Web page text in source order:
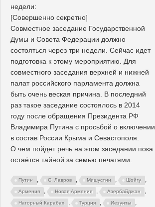
недели:
[Совершенно секретно]
Совместное заседание Государственной
Думы и Совета Федерации должно
состояться через три недели. Сейчас идет
подготовка к этому мероприятию. Для
совместного заседания верхней и нижней
палат российского парламента должна
быть очень веская причина. В последний
раз такое заседание состоялось в 2014
году после обращения Президента РФ
Владимира Путина с просьбой о включении
в состав России Крыма и Севастополя.
О чем пойдет речь на этом заседании пока
остаётся тайной за семью печатями.
Путин , С. Лавров , Мишустин , Шойгу ,
Армения , Новая Армения , Азербайджан ,
Нагорный Карабах , Турция , Иезуиты ,